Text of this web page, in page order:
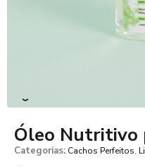
›
Óleo Nutritivo
Categorias: Cachos Perfeitos,